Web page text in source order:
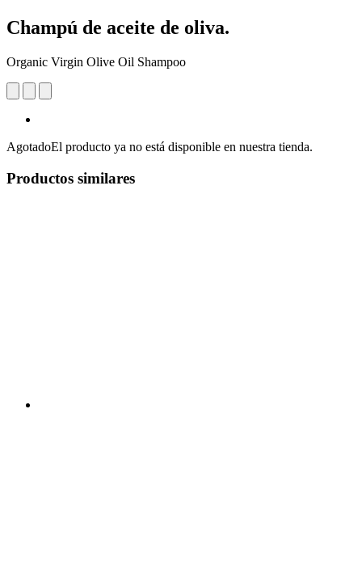
Champú de aceite de oliva.
Organic Virgin Olive Oil Shampoo
AgotadoEl producto ya no está disponible en nuestra tienda.
Productos similares